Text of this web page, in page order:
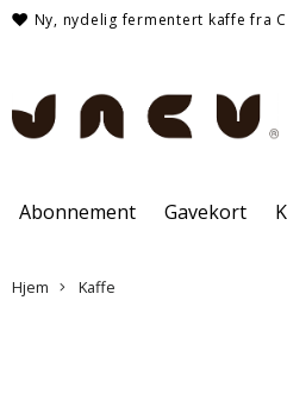
Ny, nydelig fermentert kaffe fra
Abonnement Gavekort
Hjem Kaffe